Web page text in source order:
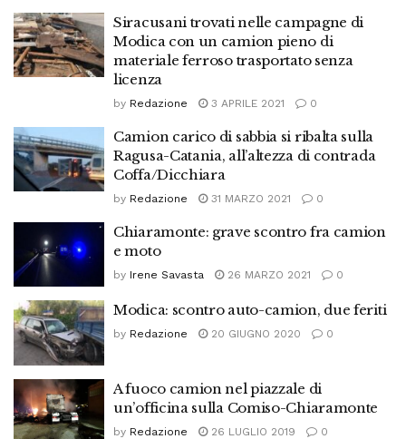
Siracusani trovati nelle campagne di
Modica con un camion pieno di
materiale ferroso trasportato senza
licenza
by Redazione 3 APRILE 2021 0
Camion carico di sabbia si ribalta sulla
Ragusa-Catania, all’altezza di contrada
Coffa/Dicchiara
by Redazione 31 MARZO 2021 0
Chiaramonte: grave scontro fra camion
e moto
by Irene Savasta 26 MARZO 2021 0
Modica: scontro auto-camion, due feriti
by Redazione 20 GIUGNO 2020 0
A fuoco camion nel piazzale di
un’officina sulla Comiso-Chiaramonte
by Redazione 26 LUGLIO 2019 0